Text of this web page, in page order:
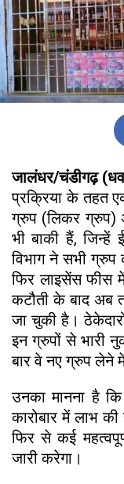
जालंधर/चंडीगढ़
प्रक्रिया के तहत
ग्रुप (लिकर ग्रुप)
भी बाकी हैं, जिन्हें
विभाग ने सभी ग्रुप
फिर लाइसेंस फीस
कटौती के बाद अब
जा चुकी है।
इन ग्रुपों से भारी
बार वे नए ग्रुप लेने
उनका मानना ​​है
कारोबार में लाभ
फिर से कई
जारी करेगा।